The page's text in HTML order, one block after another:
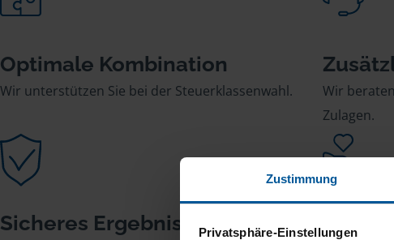
Zustimmung
Privatsphäre-Einstellungen
Optimale Kombination
Wir unterstützen Sie bei der Steuerklassenwahl.
Wir
Zulagen.
Sicheres Ergebnis